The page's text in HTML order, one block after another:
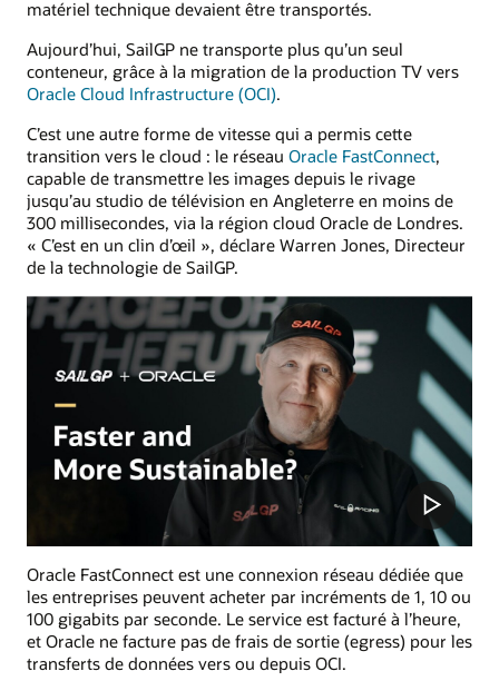
matériel technique devaient être transportés.
Aujourd’hui, SailGP ne transporte plus qu’un seul
conteneur, grâce à la migration de la production TV vers
Oracle Cloud Infrastructure (OCI).
C’est une autre forme de vitesse qui a permis cette
transition vers le cloud : le réseau Oracle FastConnect,
capable de transmettre les images depuis le rivage
jusqu’au studio de télévision en Angleterre en moins de
300 millisecondes, via la région cloud Oracle de Londres.
« C’est en un clin d’œil », déclare Warren Jones, Directeur
de la technologie de SailGP.
Oracle FastConnect est une connexion réseau dédiée que
les entreprises peuvent acheter par incréments de 1, 10 ou
100 gigabits par seconde. Le service est facturé à l’heure,
et Oracle ne facture pas de frais de sortie (egress) pour les
transferts de données vers ou depuis OCI.